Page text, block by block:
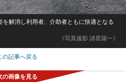
《写真撮影 諸星陽一》
を解消し利用者、介助者ともに快適となる
の記事へ戻る